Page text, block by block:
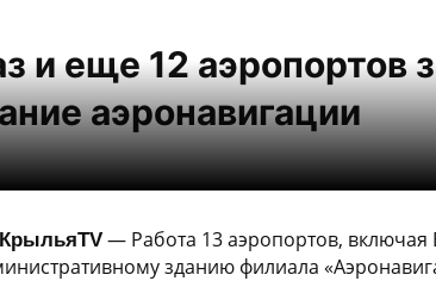
и еще 12 аэропортов
аэронавигации
— Работа 13 аэропортов, включая
зданию филиала